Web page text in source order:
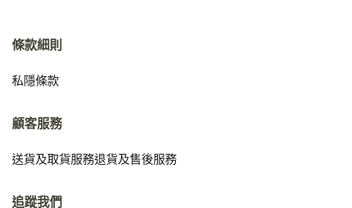
條款細則
私隱條款
顧客服務
送貨及取貨服務退貨及售後服務
追蹤我們